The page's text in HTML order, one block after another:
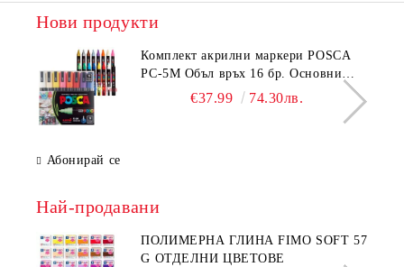
Нови продукти
Комплeкт акрилни маркери POSCA
PC-5M Объл връх 16 бр. Основни
€37.99 74.30лв.
Абонирай се
Най-продавани
ПОЛИМЕРНА ГЛИНА FIMO SOFT 57
G ОТДЕЛНИ ЦВЕТОВЕ